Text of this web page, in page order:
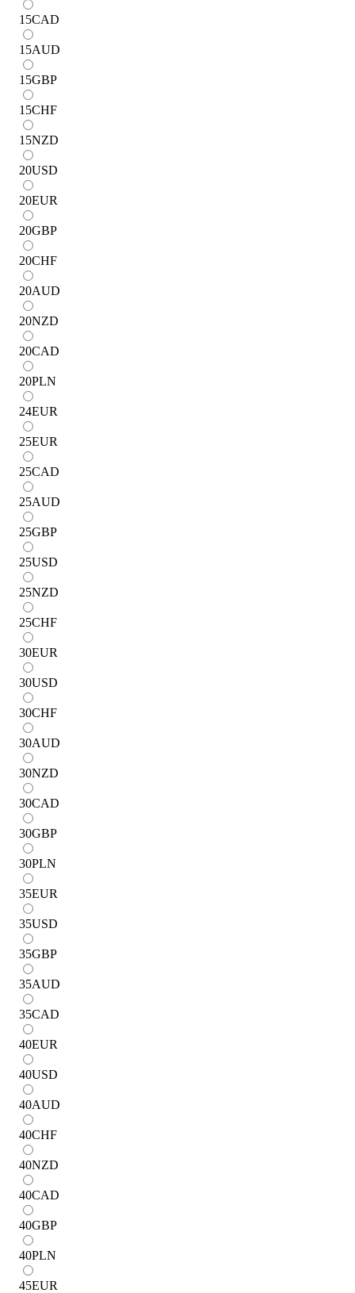
15CAD
15AUD
15GBP
15CHF
15NZD
20USD
20EUR
20GBP
20CHF
20AUD
20NZD
20CAD
20PLN
24EUR
25EUR
25CAD
25AUD
25GBP
25USD
25NZD
25CHF
30EUR
30USD
30CHF
30AUD
30NZD
30CAD
30GBP
30PLN
35EUR
35USD
35GBP
35AUD
35CAD
40EUR
40USD
40AUD
40CHF
40NZD
40CAD
40GBP
40PLN
45EUR